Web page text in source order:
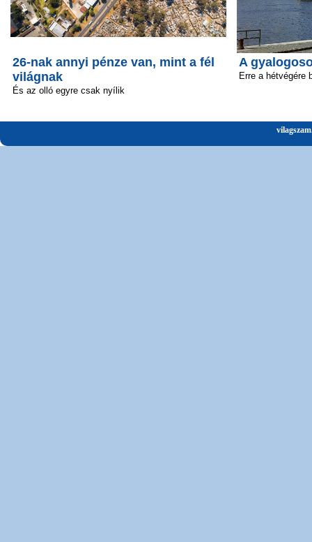
26-nak annyi pénze van, mint a fél
világnak
És az olló egyre csak nyílik
A
Erre a hétvégére